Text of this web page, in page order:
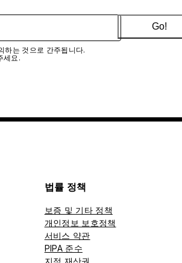
하는 것으로 간주됩니다.
세요.
Go!
법률 정책
보증 및 기타 정책
개인정보 보호정책
서비스 약관
PIPA 준수